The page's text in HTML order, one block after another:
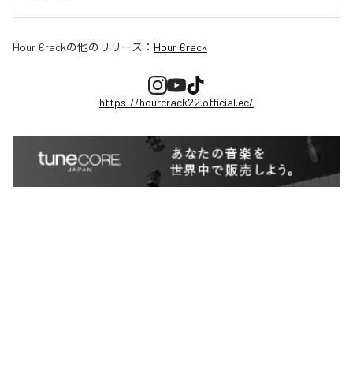
Hour €rackの他のリリース： Hour €rack
https://hourcrack22.official.ec/